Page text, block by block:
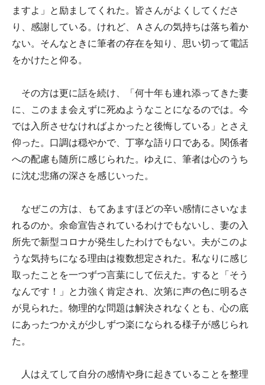
ますよ」と励ましてくれた。皆さんがよくしてくださ
り、感謝している。けれど、Ａさんの気持ちは落ち着か
ない。そんなときに筆者の存在を知り、思い切って電話
をかけたと仰る。
その方は更に話を続け、「何十年も連れ添ってきた妻
に、このまま会えずに死ぬようなことになるのでは。今
では入所させなければよかったと後悔している」とさえ
仰った。口調は穏やかで、丁寧な語り口である。関係者
への配慮も随所に感じられた。ゆえに、筆者は心のうち
に沈む悲痛の深さを感じいった。
なぜこの方は、もてあますほどの辛い感情にさいなま
れるのか。余命宣告されているわけでもないし、妻の入
所先で新型コロナが発生したわけでもない。夫がこのよ
うな気持ちになる理由は複数想定された。私なりに感じ
取ったことを一つずつ言葉にして伝えた。すると「そう
なんです！」と力強く肯定され、次第に声の色に明るさ
が見られた。物理的な問題は解決されなくとも、心の底
にあったつかえが少しずつ楽になられる様子が感じられ
た。
人はえてして自分の感情や身に起きていることを整理